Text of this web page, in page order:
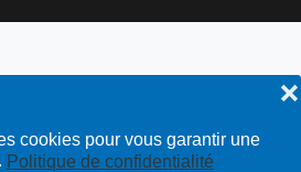
cookies pour vous garantir une
Politique de confidentialité
❌